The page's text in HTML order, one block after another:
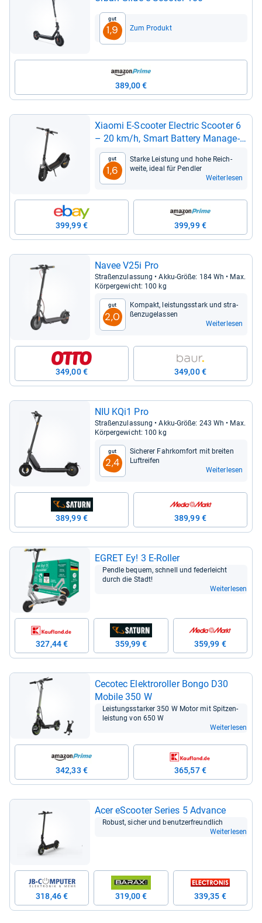
Gut
1,9 Zum Produkt
389,00 €
Xiaomi E-​Scoo­ter Elec­tric Scoo­ter 6
– 20 km/h, Smart Bat­tery Mana­ge­
ment
Gut
1,6
Starke Leis­tung und hohe Reich­
weite, ideal für Pend­ler
Weiterlesen
399,99 € 399,99 €
Navee V25i Pro
Stra­ßen­zu­las­sung • Akku-​Größe: 184 Wh • Max.
Kör­per­ge­wicht: 100 kg
Gut
2,0
Kom­pakt, leis­tungs­stark und stra­
ßen­zu­ge­las­sen
Weiterlesen
349,00 € 349,00 €
NIU KQi1 Pro
Stra­ßen­zu­las­sung • Akku-​Größe: 243 Wh • Max.
Kör­per­ge­wicht: 100 kg
Gut
2,4
Siche­rer Fahr­kom­fort mit brei­ten
Luftrei­fen
Weiterlesen
389,99 € 389,99 €
EGRET Ey! 3 E-​Rol­ler
Pendle bequem, schnell und feder­leicht
durch die Stadt!
Weiterlesen
327,44 € 359,99 € 359,99 €
Ceco­tec Elek­tro­rol­ler Bongo D30
Mobile 350 W
Leis­tungs­star­ker 350 W Motor mit Spit­zen­
leis­tung von 650 W
Weiterlesen
342,33 € 365,57 €
Acer eScoo­ter Series 5 Advance
Robust, sicher und benut­zer­freund­lich
Weiterlesen
318,46 € 319,00 € 339,35 €